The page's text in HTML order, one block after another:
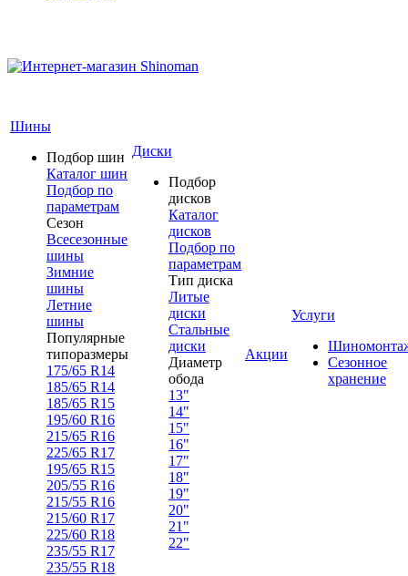
Шины
Подбор шин
Каталог шин
Подбор по
параметрам
Сезон
Всесезонные
шины
Зимние
шины
Летние
шины
Популярные
типоразмеры
175/65 R14
185/65 R14
185/65 R15
195/60 R16
215/65 R16
225/65 R17
195/65 R15
205/55 R16
215/55 R16
215/60 R17
225/60 R18
235/55 R17
235/55 R18
Диски
Подбор
дисков
Каталог
дисков
Подбор по
параметрам
Тип диска
Литые
диски
Стальные
диски
Диаметр
обода
13"
14"
15"
16"
17"
18"
19"
20"
21"
22"
Акции
Услуги
Сезонное
хранение